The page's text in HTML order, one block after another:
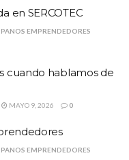
en SERCOTEC
EMPRENDEDORES
cuando hablamos de
MAYO 9, 2026 0
EMPRENDEDORES